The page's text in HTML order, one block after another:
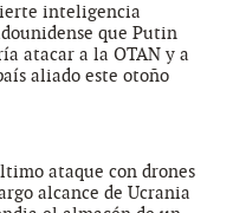
inteligencia
que Putin
atacar a la OTAN y a
aliado este otoño
ataque con drones
alcance de Ucrania